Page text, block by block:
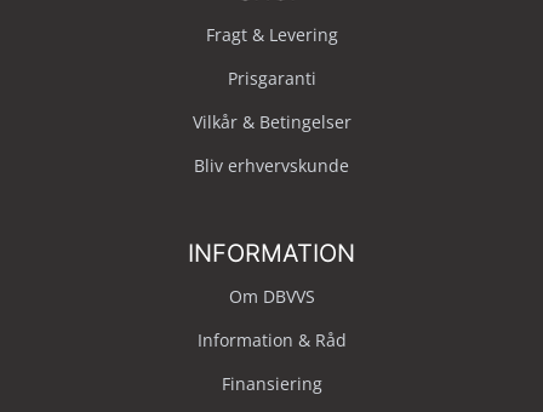
Fragt & Levering
Prisgaranti
Vilkår & Betingelser
Bliv erhvervskunde
INFORMATION
Om DBVVS
Information & Råd
Finansiering